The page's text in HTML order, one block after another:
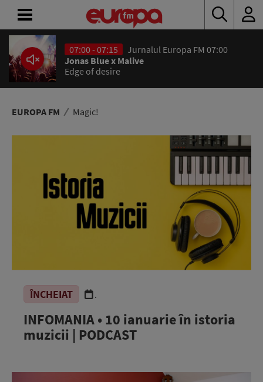
07:00 - 07:15
Jurnalul Europa FM 07:00
Jonas Blue x Malive
Edge of desire
EUROPA FM Magic!
ÎNCHEIAT .
INFOMANIA • 10 ianuarie în istoria
muzicii | PODCAST
ACASĂ
ȘTIRI
RADIO
CONCURSURI
ASCULTĂ